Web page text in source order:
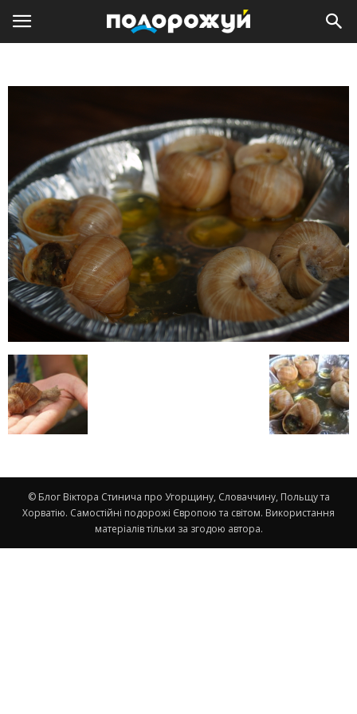
© Блог Віктора Стинича про Угорщину, Словаччину, Польщу та
Хорватію. Самостійні подорожі Європою та світом. Використання
матеріалів тільки за згодою автора.